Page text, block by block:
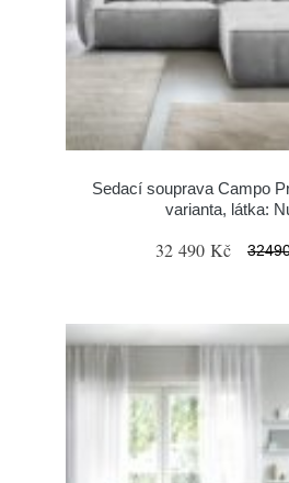
Sedací souprava Campo
varianta, látka:
32 490 Kč